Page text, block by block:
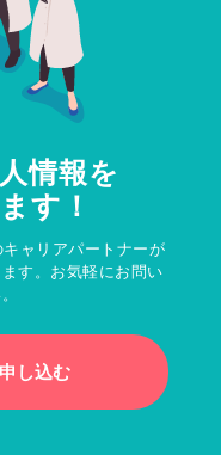
情報を
す！
ャリアパートナーが
す。お気軽にお問い
し込む